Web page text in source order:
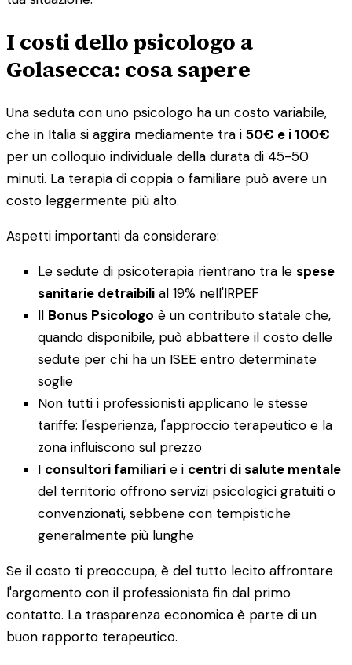
I costi dello psicologo a
Golasecca: cosa sapere
Una seduta con uno psicologo ha un costo variabile,
che in Italia si aggira mediamente tra i 50€ e i 100€
per un colloquio individuale della durata di 45-50
minuti. La terapia di coppia o familiare può avere un
costo leggermente più alto.
Aspetti importanti da considerare:
Le sedute di psicoterapia rientrano tra le spese
sanitarie detraibili al 19% nell'IRPEF
Il Bonus Psicologo è un contributo statale che,
quando disponibile, può abbattere il costo delle
sedute per chi ha un ISEE entro determinate
soglie
Non tutti i professionisti applicano le stesse
tariffe: l'esperienza, l'approccio terapeutico e la
zona influiscono sul prezzo
I consultori familiari e i centri di salute mentale
del territorio offrono servizi psicologici gratuiti o
convenzionati, sebbene con tempistiche
generalmente più lunghe
Se il costo ti preoccupa, è del tutto lecito affrontare
l'argomento con il professionista fin dal primo
contatto. La trasparenza economica è parte di un
buon rapporto terapeutico.